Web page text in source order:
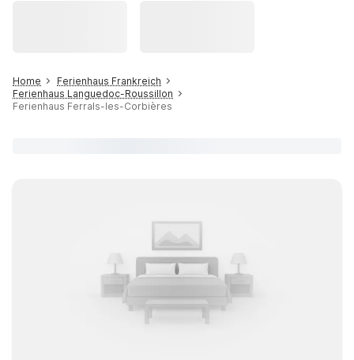
Home
Ferienhaus Frankreich
Ferienhaus Languedoc-Roussillon
Ferienhaus Ferrals-les-Corbières